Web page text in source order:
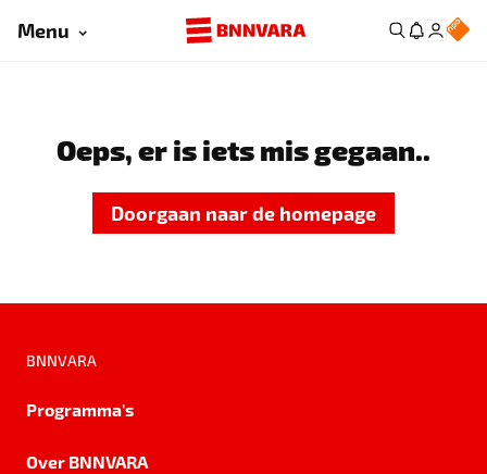
Menu
Oeps, er is iets mis gegaan..
Doorgaan naar de homepage
BNNVARA
Programma's
Over BNNVARA